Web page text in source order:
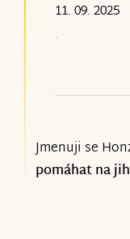
sankce,
vybavení.
skvělých
útocích na
11. 09. 2025
.
Jmenuji se
pomáhat na